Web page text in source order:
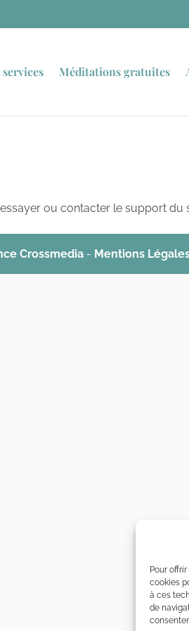
Pour
cookies
à ces
de
services Méditations gratuites
ou contacter le support du
Crossmedia - Mentions